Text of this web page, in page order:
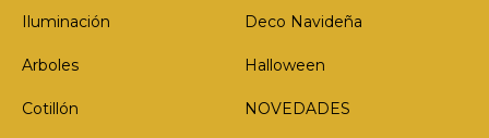
Iluminación
Deco Navideña
Arboles Halloween
Cotillón NOVEDADES